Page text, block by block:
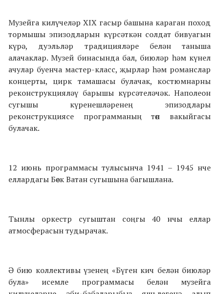
Музейга килүчеләр XIX гасыр башына караган поход
тормышы эпизодларын күрсәткән солдат бивуагын
күрә, дуэльләр традицияләре белән таныша
алачаклар. Музей бинасында бал, биюләр һәм күнел
ачулар буенча мастер-класс, җырлар һәм романслар
концерты, цирк тамашасы булачак, костюмнарны
реконструкцияләү барышы күрсәтеләчәк. Наполеон
сугышы күренешләренең эпизодлары
реконструкциясе программаның төп вакыйгасы
булачак.
12 июнь программасы тулысынча 1941 – 1945 нче
еллардагы Бөек Ватан сугышына багышлана.
Тынлы оркестр сугыштан соңгы 40 нчы еллар
атмосферасын тудырачак.
Ә бию коллективы үзенең «Бүген кич белән биюләр
була» исемле программасы белән музейга